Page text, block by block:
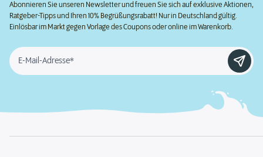
Abonnieren Sie unseren Newsletter und freuen Sie sich auf exklusive Aktionen,
Ratgeber-Tipps und Ihren 10% Begrüßungsrabatt! Nur in Deutschland gültig.
Einlösbar im Markt gegen Vorlage des Coupons oder online im Warenkorb.
E-Mail-Adresse*